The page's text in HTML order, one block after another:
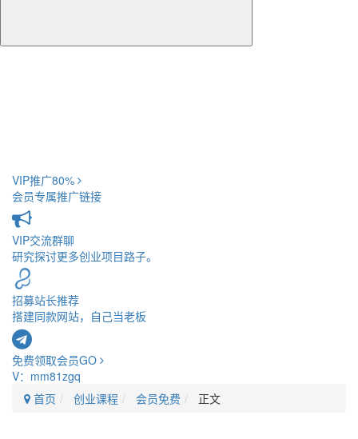
VIP推广80%
会员专属推广链接
VIP交流群聊
研究探讨更多创业项目路子。
招募站长推荐
搭建同款网站，自己当老板
免费领取会员GO
V：mm81zgq
首页
创业课程 会员免费 正文